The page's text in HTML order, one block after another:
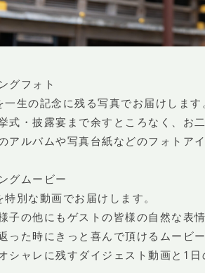
グフォト
生の記念に残る写真でお届けします
式・披露宴まで余すところなく、お
アルバムや写真台紙などのフォトア
グムービー
別な動画でお届けします。
子の他にもゲストの皆様の自然な表
った時にきっと喜んで頂けるムービ
シャレに残すダイジェスト動画と1